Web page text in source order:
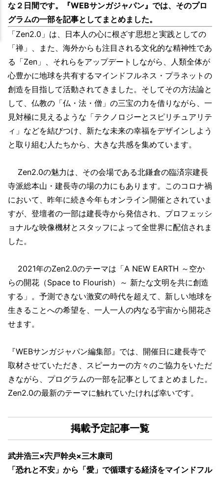
な２日間です。『WEBサンガジャパン』では、そのプロ
グラムの一部を記事としてまとめました。
「Zen2.0」は、日本人の心に根ざす思想と実践としての
「禅」、また、海外からも注目される文化的な精神性であ
る「Zen」、それらをアップデートしながら、人類全体が
心豊かに地球を共有するマインドフルネス・プラネットの
創造を目指して活動されてきました。そしてその方法論と
して、仏教の「仏・法・僧」の三宝の力を借りながら、一
見対極に見えるような「テクノロジーとスピリチュアリテ
ィ」などを結びつけ、新たな未来の幸福をデザインしよう
と取り組む人たちから、大きな共感を集めています。
Zen2.0の魅力は、その会場である北鎌倉の臨済宗建長
寺派総本山・建長寺の場の力にもあります。このコロナ禍
において、昨年に続き今年もオンライン開催とされていま
すが、登壇者の一部は建長寺から発信され、プロフェッシ
ョナルな映像機材とスタッフによって全世界に配信されま
した。
2021年のZen2.0のテーマは「A NEW EARTH ～空か
らの開花（Space to Flourish）～ 新たな文明を共に創造
する」。予測できない激変の時代を超えて、新しい地球を
生きることへの希望を、一人一人の内なる宇宙から開花さ
せます。
『WEBサンガジャパン編集部』では、開催日に建長寺で
取材させていただき、スピーカーの方々のご協力をいただ
きながら、プログラムの一部を記事としてまとめました。
Zen2.0の最新のテーマに触れていたければ幸いです。
掲載予定記事一覧
武井浩三×宍戸幹央×三木康司
「恐れと不安」から「愛」で循環する経済をマインドフル